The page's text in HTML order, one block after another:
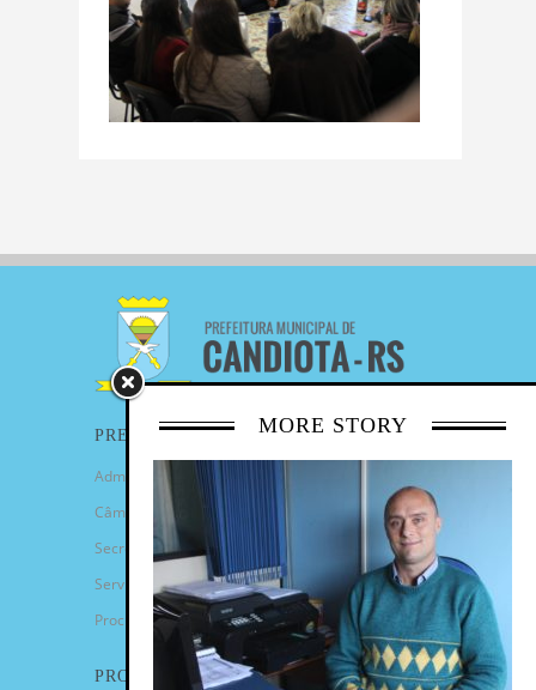
MORE STORY
PREFEITURA
Administração Municipal
Câmara de Vereadores
Secretarias
Serviços
Procuradoria Geral
PROGRAMAS